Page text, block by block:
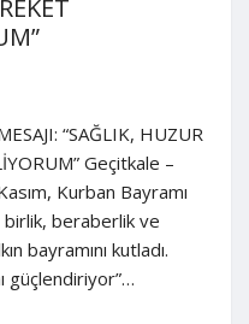
“SAĞLIK, HUZUR
Geçitkale –
Kurban Bayramı
birlik, beraberlik ve
bayramını kutladı.
güçlendiriyor”…